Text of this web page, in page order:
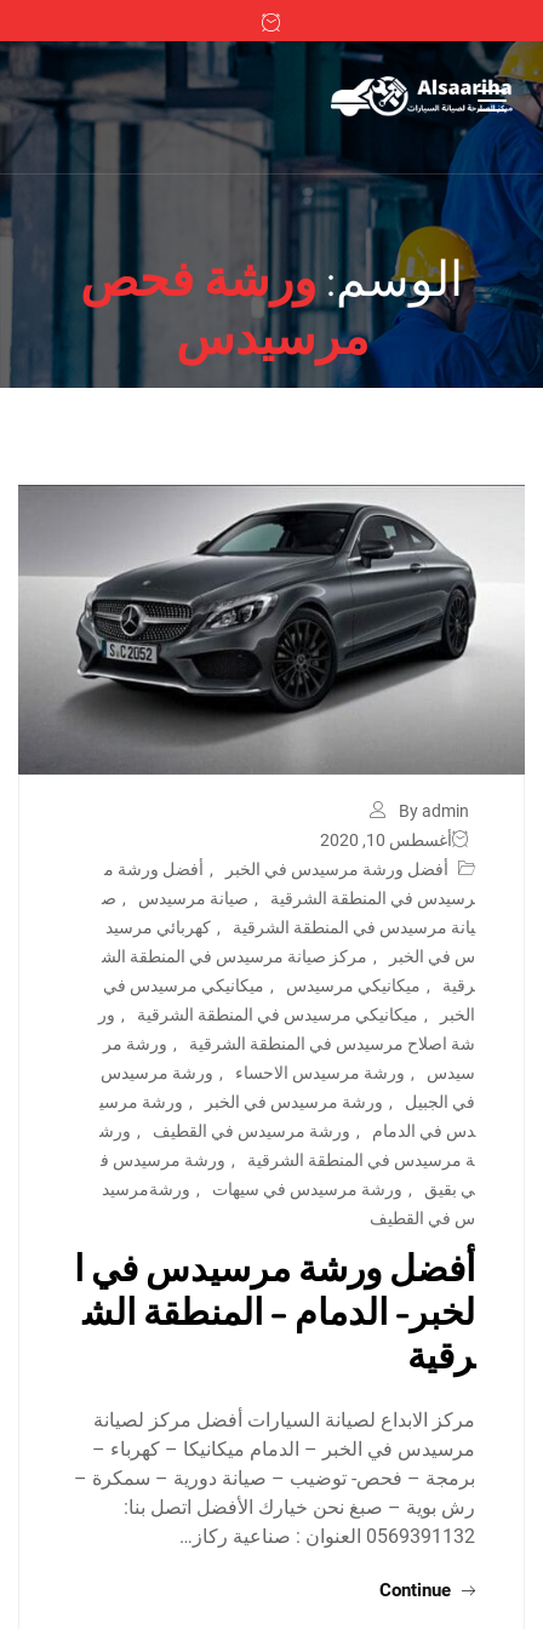
الوسم: ورشة فحص
مرسيدس
By admin
أغسطس 10, 2020
أفضل ورشة مرسيدس في الخبر
, أفضل ورشة م
رسيدس في المنطقة الشرقية
, صيانة مرسيدس , ص
يانة مرسيدس في المنطقة الشرقية
, كهربائي مرسيد
س في الخبر
, مركز صيانة مرسيدس في المنطقة الش
رقية
, ميكانيكي مرسيدس , ميكانيكي مرسيدس في
الخبر
, ميكانيكي مرسيدس في المنطقة الشرقية , ور
شة اصلاح مرسيدس في المنطقة الشرقية
, ورشة مر
سيدس
, ورشة مرسيدس الاحساء , ورشة مرسيدس
في الجبيل
, ورشة مرسيدس في الخبر , ورشة مرسي
دس في الدمام
, ورشة مرسيدس في القطيف , ورش
ة مرسيدس في المنطقة الشرقية
, ورشة مرسيدس ف
ي بقيق
, ورشة مرسيدس في سيهات , ورشةمرسيد
س في القطيف
أفضل ورشة مرسيدس في ا
لخبر- الدمام – المنطقة الش
رقية
مركز الابداع لصيانة السيارات أفضل مركز لصيانة
مرسيدس في الخبر – الدمام ميكانيكا – كهرباء –
برمجة – فحص- توضيب – صيانة دورية – سمكرة –
رش بوية – صبغ نحن خيارك الأفضل اتصل بنا:
0569391132 العنوان : صناعية ركاز…
Continue